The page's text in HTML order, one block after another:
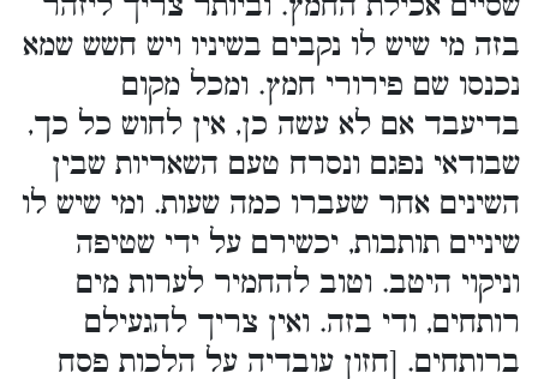
בזה מי שיש לו נקבים בשיניו ויש חשש שמא
נכנסו שם פירורי חמץ. ומכל מקום
בדיעבד אם לא עשה כן, אין לחוש כל כך,
שבודאי נפגם ונסרח טעם השאריות שבין
השינים אחר שעברו כמה שעות. ומי שיש לו
שיניים תותבות, יכשירם על ידי שטיפה
וניקוי היטב. וטוב להחמיר לערות מים
רותחים, ודי בזה. ואין צריך להגעילם
ברותחים. [חזון עובדיה על הלכות פסח